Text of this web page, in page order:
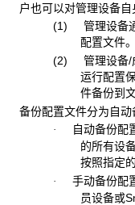
户也可以对管理设备自
(1) 管理设备通
配置文件。
(2) 管理设备/
运行配置
件备份到
备份配置文件分为自动
· 自动备份配
的所有设
按照指定
· 手动备份配
员设备或